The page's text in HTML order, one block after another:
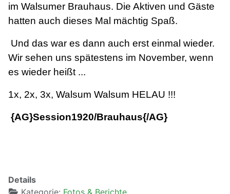
im Walsumer Brauhaus. Die Aktiven und Gäste
hatten auch dieses Mal mächtig Spaß.
Und das war es dann auch erst einmal wieder.
Wir sehen uns spätestens im November, wenn
es wieder heißt ...
1x, 2x, 3x, Walsum Walsum HELAU !!!
{AG}Session1920/Brauhaus{/AG}
Details
Kategorie: Fotos & Berichte